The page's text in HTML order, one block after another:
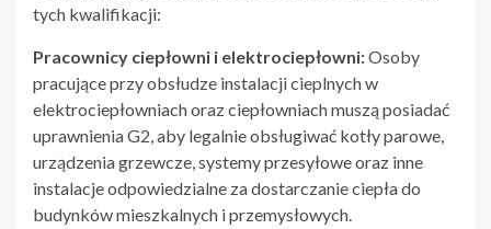
tych kwalifikacji:
Pracownicy ciepłowni i elektrociepłowni:Osoby
pracujące przy obsłudze instalacji cieplnych w
elektrociepłowniach oraz ciepłowniach muszą posiadać
uprawnienia G2, aby legalnie obsługiwać kotły parowe,
urządzenia grzewcze, systemy przesyłowe oraz inne
instalacje odpowiedzialne za dostarczanie ciepła do
budynków mieszkalnych i przemysłowych.